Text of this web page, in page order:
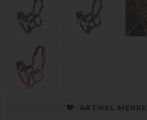
ARTIKEL